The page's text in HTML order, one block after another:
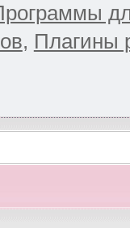
, Плагины